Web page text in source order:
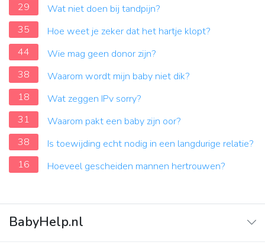
29
Wat niet doen bij tandpijn?
35
Hoe weet je zeker dat het hartje klopt?
44
Wie mag geen donor zijn?
38
Waarom wordt mijn baby niet dik?
18
Wat zeggen IPv sorry?
31
Waarom pakt een baby zijn oor?
38
Is toewijding echt nodig in een langdurige relatie?
16
Hoeveel gescheiden mannen hertrouwen?
BabyHelp.nl